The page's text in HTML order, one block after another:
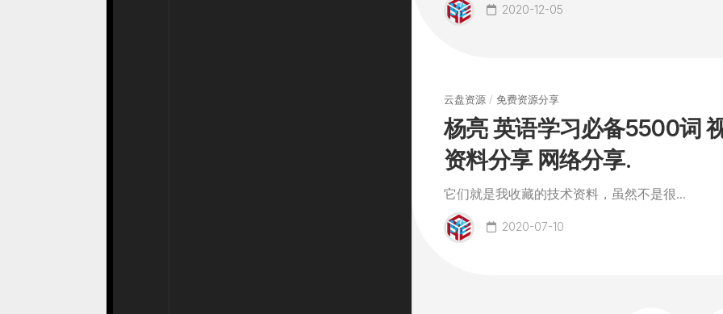
2020-12-05
云盘资源 / 免费资源分享
杨亮 英语学习必备5500词
资料分享 网络分享.
它们就是我收藏的技术资料，虽然不是很...
2020-07-10